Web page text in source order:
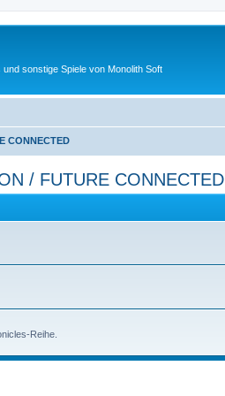
sonstige Spiele von Monolith Soft
CONNECTED
/ FUTURE CONNECTED
Reihe.